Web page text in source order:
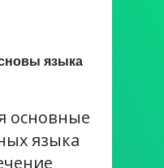
языка
основные
языка